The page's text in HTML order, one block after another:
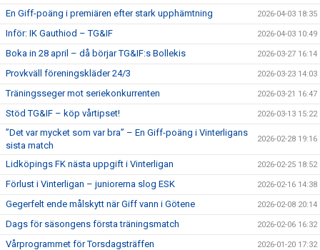
En Giff-poäng i premiären efter stark upphämtning 2026-04-03 18:35
Inför: IK Gauthiod – TG&IF 2026-04-03 10:49
Boka in 28 april – då börjar TG&IF:s Bollekis 2026-03-27 16:14
Provkväll föreningskläder 24/3 2026-03-23 14:03
Träningsseger mot seriekonkurrenten 2026-03-21 16:47
Stöd TG&IF – köp vårtipset! 2026-03-13 15:22
”Det var mycket som var bra” – En Giff-poäng i Vinterligans
sista match
2026-02-28 19:16
Lidköpings FK nästa uppgift i Vinterligan 2026-02-25 18:52
Förlust i Vinterligan – juniorerna slog ESK 2026-02-16 14:38
Gegerfelt ende målskytt när Giff vann i Götene 2026-02-08 20:14
Dags för säsongens första träningsmatch 2026-02-06 16:32
Vårprogrammet för Torsdagsträffen 2026-01-20 17:32